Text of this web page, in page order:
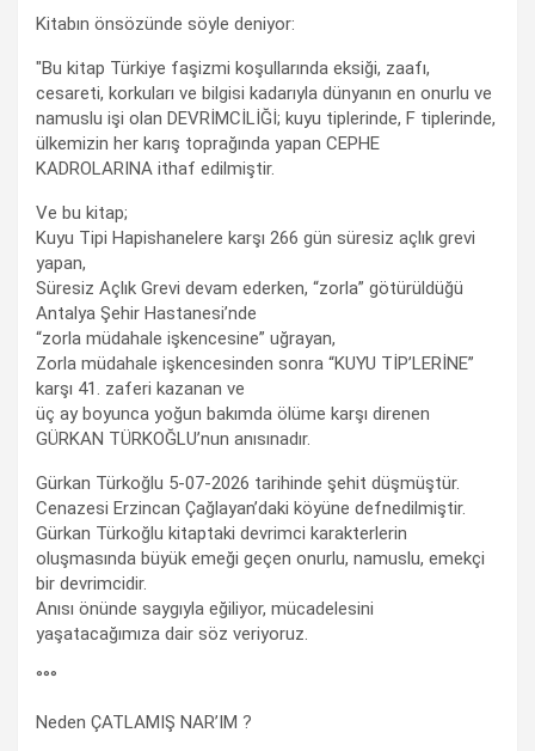
Kitabın önsözünde söyle deniyor:
"Bu kitap Türkiye faşizmi koşullarında eksiği, zaafı,
cesareti, korkuları ve bilgisi kadarıyla dünyanın en onurlu ve
namuslu işi olan DEVRİMCİLİĞİ; kuyu tiplerinde, F tiplerinde,
ülkemizin her karış toprağında yapan CEPHE
KADROLARINA ithaf edilmiştir.
Ve bu kitap;
Kuyu Tipi Hapishanelere karşı 266 gün süresiz açlık grevi
yapan,
Süresiz Açlık Grevi devam ederken, “zorla” götürüldüğü
Antalya Şehir Hastanesi’nde
“zorla müdahale işkencesine” uğrayan,
Zorla müdahale işkencesinden sonra “KUYU TİP’LERİNE”
karşı 41. zaferi kazanan ve
üç ay boyunca yoğun bakımda ölüme karşı direnen
GÜRKAN TÜRKOĞLU’nun anısınadır.
Gürkan Türkoğlu 5-07-2026 tarihinde şehit düşmüştür.
Cenazesi Erzincan Çağlayan’daki köyüne defnedilmiştir.
Gürkan Türkoğlu kitaptaki devrimci karakterlerin
oluşmasında büyük emeği geçen onurlu, namuslu, emekçi
bir devrimcidir.
Anısı önünde saygıyla eğiliyor, mücadelesini
yaşatacağımıza dair söz veriyoruz.
°°°
Neden ÇATLAMIŞ NAR’IM ?